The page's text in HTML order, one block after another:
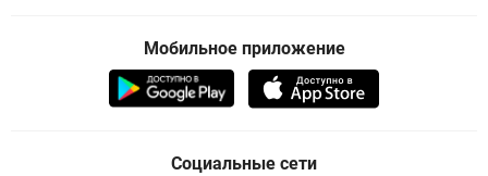
Мобильное приложение
Социальные сети